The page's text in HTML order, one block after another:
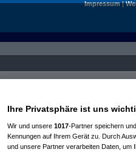
Impressum|
Ihre Privatsphäre ist uns
Wir und unsere 1017-Partner speichern
Kennungen auf Ihrem Gerät zu. Durch
und unsere Partner verarbeiten Daten, um